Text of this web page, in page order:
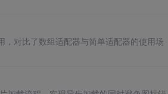
，对比了数组适配器与简单适配器的使用场